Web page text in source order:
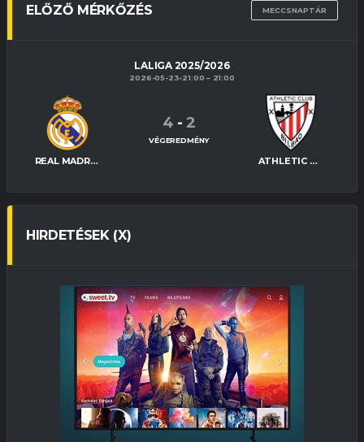
ELŐZŐ MÉRKŐZÉS MECCSNAPTÁR
LALIGA 2025/2026
2026-05-23-21:00 21:00
REAL MADRID ATHLETIC BILBAO
4 - 2
VÉGEREDMÉNY
HIRDETÉSEK (X)